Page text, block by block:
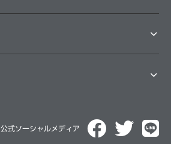
公式ソーシャルメディア